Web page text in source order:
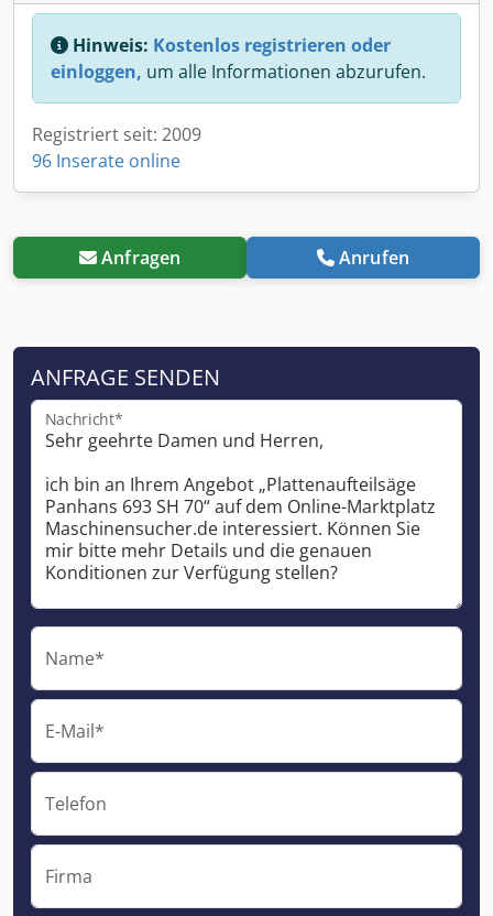
Hinweis: Kostenlos registrieren oder
einloggen, um alle Informationen abzurufen.
Registriert seit: 2009
96 Inserate online
Anfragen Anrufen
ANFRAGE SENDEN
Nachricht*
Name*
E-Mail*
Telefon
Firma